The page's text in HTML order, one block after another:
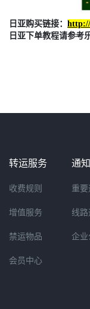
日亚购买链接：
日亚下单教程请参考
转运服务
收费规则
增值服务
禁运物品
会员中心
通
重要
线路
企业